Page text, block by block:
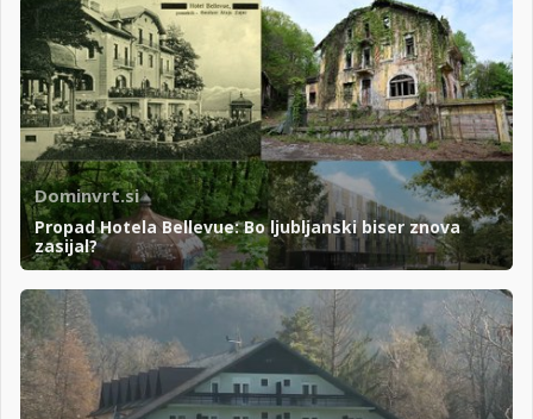
Dominvrt.si
Propad Hotela Bellevue: Bo ljubljanski biser znova
zasijal?